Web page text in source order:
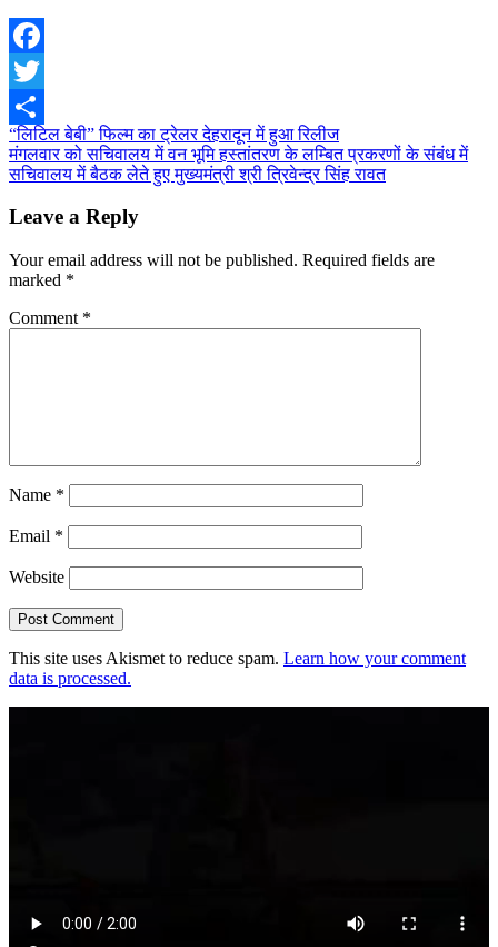
Facebook
Twitter
Share
Post
navigation
“लिटिल बेबी” फिल्म का ट्रेलर देहरादून में हुआ रिलीज
मंगलवार को सचिवालय में वन भूमि हस्तांतरण के लम्बित प्रकरणों के संबंध में
सचिवालय में बैठक लेते हुए मुख्यमंत्री श्री त्रिवेन्द्र सिंह रावत
Leave a Reply
Your email address will not be published. Required fields are
marked *
Comment *
Name *
Email *
Website
This site uses Akismet to reduce spam. Learn how your comment
data is processed.